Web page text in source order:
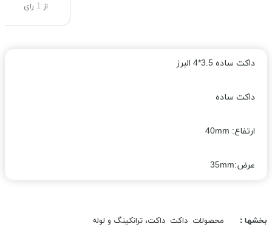
از 1 رای
داکت ساده 3.5*4 البرز
داکت ساده
ارتفاع: 40mm
عرض:35mm
بخشها : محصولات داکت داکت، ترانکینگ و لوله